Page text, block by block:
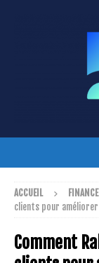
ACCUEIL FINANCE
clients pour
Comment